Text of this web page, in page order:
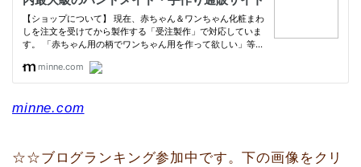
minne.com
☆☆ブログランキング参加中です。下の画像をクリ